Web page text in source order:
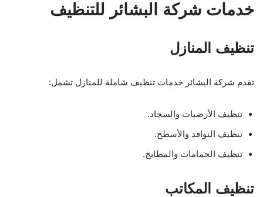
خدمات شركة البشائر للتنظيف
تنظيف المنازل
تقدم شركة البشائر خدمات تنظيف شاملة للمنازل تشمل:
تنظيف الأرضيات والسجاد.
تنظيف النوافذ والأسطح.
تنظيف الحمامات والمطابخ.
تنظيف المكاتب